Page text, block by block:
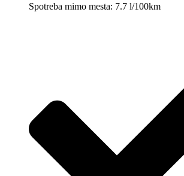
Spotreba mimo mesta: 7.7 l/100km